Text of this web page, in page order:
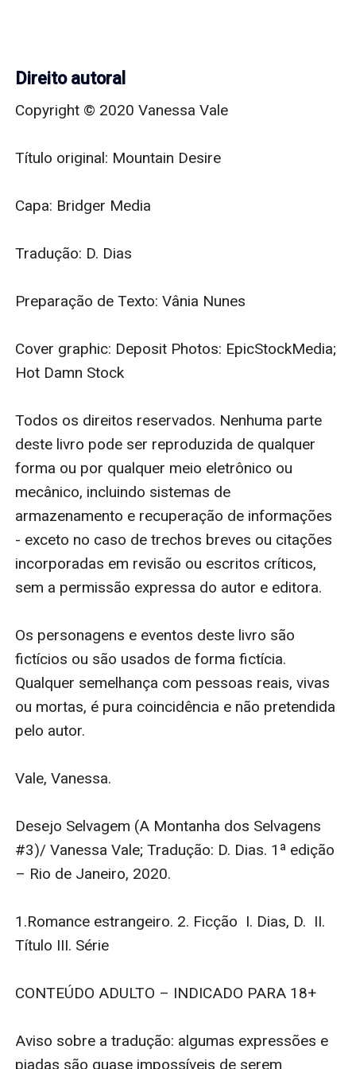
Direito autoral
Copyright © 2020 Vanessa Vale
Título original: Mountain Desire
Capa: Bridger Media
Tradução: D. Dias
Preparação de Texto: Vânia Nunes
Cover graphic: Deposit Photos: EpicStockMedia;
Hot Damn Stock
Todos os direitos reservados. Nenhuma parte
deste livro pode ser reproduzida de qualquer
forma ou por qualquer meio eletrônico ou
mecânico, incluindo sistemas de
armazenamento e recuperação de informações
- exceto no caso de trechos breves ou citações
incorporadas em revisão ou escritos críticos,
sem a permissão expressa do autor e editora.
Os personagens e eventos deste livro são
fictícios ou são usados de forma fictícia.
Qualquer semelhança com pessoas reais, vivas
ou mortas, é pura coincidência e não pretendida
pelo autor.
Vale, Vanessa.
Desejo Selvagem (A Montanha dos Selvagens
#3)/ Vanessa Vale; Tradução: D. Dias. 1ª edição
– Rio de Janeiro, 2020.
1.Romance estrangeiro. 2. Ficção  I. Dias, D.  II.
Título III. Série
CONTEÚDO ADULTO – INDICADO PARA 18+
Aviso sobre a tradução: algumas expressões e
piadas são quase impossíveis de serem